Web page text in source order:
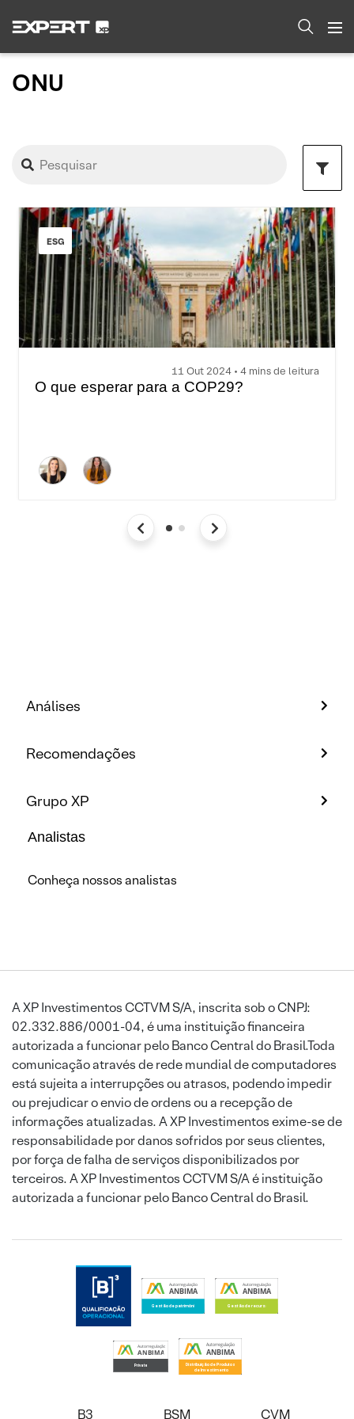
ONU
ESG
11 Out 2024 • 4 mins de leitura
O que esperar para a COP29?
Análises
Recomendações
Grupo XP
Analistas
Conheça nossos analistas
A XP Investimentos CCTVM S/A, inscrita sob o CNPJ:
02.332.886/0001-04, é uma instituição financeira
autorizada a funcionar pelo Banco Central do Brasil.Toda
comunicação através de rede mundial de computadores
está sujeita a interrupções ou atrasos, podendo impedir
ou prejudicar o envio de ordens ou a recepção de
informações atualizadas. A XP Investimentos exime-se de
responsabilidade por danos sofridos por seus clientes,
por força de falha de serviços disponibilizados por
terceiros. A XP Investimentos CCTVM S/A é instituição
autorizada a funcionar pelo Banco Central do Brasil.
B3 BSM CVM